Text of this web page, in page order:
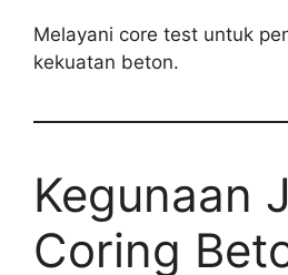
Melayani core test untuk
kekuatan beton.
Kegunaan
Coring